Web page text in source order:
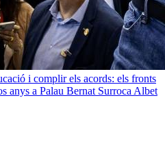
i complir els acords: els fronts
anys a Palau Bernat Surroca Albet